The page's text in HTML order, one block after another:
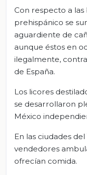
Con respecto a las
prehispánico se
aguardiente de
aunque éstos en
ilegalmente,
de España.
Los licores
se desarrollaron
México
En las ciudades
vendedores
ofrecían comida.